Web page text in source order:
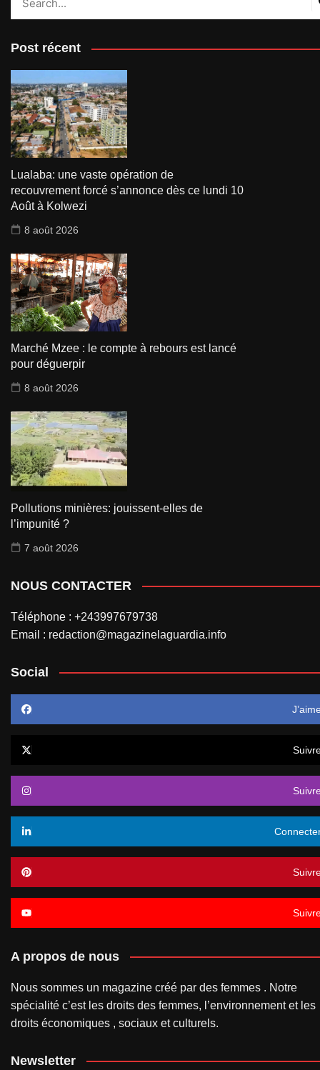
Post récent
Lualaba: une vaste opération de
recouvrement forcé s’annonce dès ce lundi 10
Août à Kolwezi
8 août 2026
Marché Mzee : le compte à rebours est lancé
pour déguerpir
8 août 2026
Pollutions minières: jouissent-elles de
l’impunité ?
7 août 2026
NOUS CONTACTER
Téléphone : +243997679738
Email : redaction@magazinelaguardia.info
Social
A propos de nous
Nous sommes un magazine créé par des femmes . Notre
spécialité c’est les droits des femmes, l’environnement et les
droits économiques , sociaux et culturels.
Newsletter